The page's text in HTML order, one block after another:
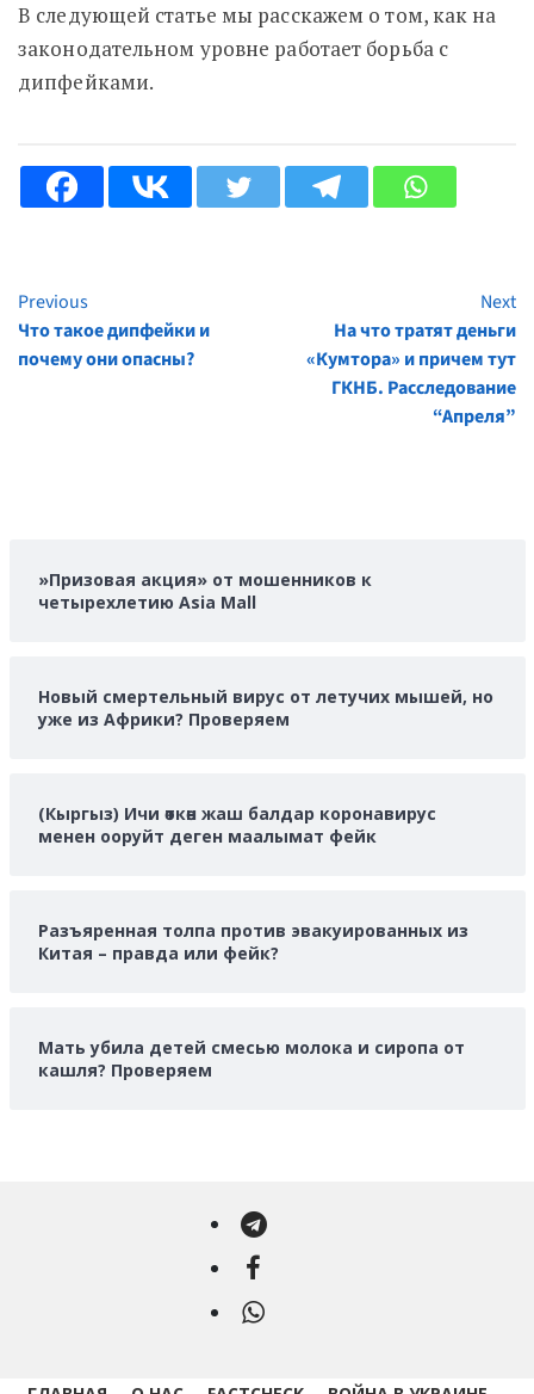
В следующей статье мы расскажем о том, как на
законодательном уровне работает борьба с
дипфейками.
Continue
Reading
Previous
Что такое дипфейки и
почему они опасны?
Next
На что тратят деньги
«Кумтора» и причем тут
ГКНБ. Расследование
“Апреля”
»Призовая акция» от мошенников к
четырехлетию Asia Mall
Новый смертельный вирус от летучих мышей, но
уже из Африки? Проверяем
(Кыргыз) Ичи өткөн жаш балдар коронавирус
менен ооруйт деген маалымат фейк
Разъяренная толпа против эвакуированных из
Китая – правда или фейк?
Мать убила детей смесью молока и сиропа от
кашля? Проверяем
Telegram
Facebook
WhatsApp